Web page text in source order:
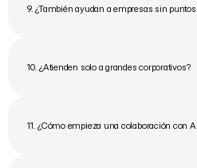
9. ¿También ayudan a empresas sin
10. ¿Atienden solo a grandes corporativos?
11. ¿Cómo empieza una colaboración con